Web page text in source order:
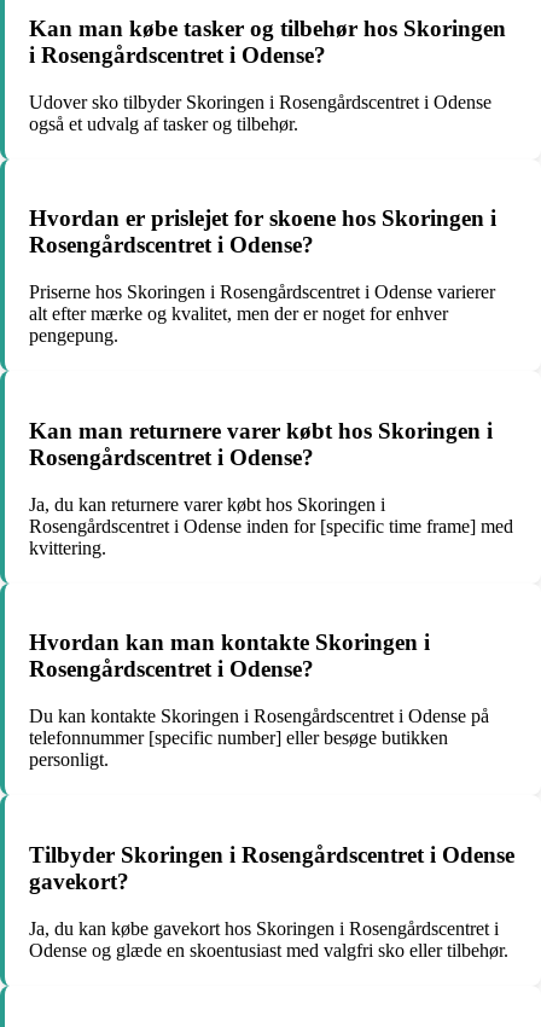
Kan man købe tasker og tilbehør hos Skoringen
i Rosengårdscentret i Odense?
Udover sko tilbyder Skoringen i Rosengårdscentret i Odense
også et udvalg af tasker og tilbehør.
Hvordan er prislejet for skoene hos Skoringen i
Rosengårdscentret i Odense?
Priserne hos Skoringen i Rosengårdscentret i Odense varierer
alt efter mærke og kvalitet, men der er noget for enhver
pengepung.
Kan man returnere varer købt hos Skoringen i
Rosengårdscentret i Odense?
Ja, du kan returnere varer købt hos Skoringen i
Rosengårdscentret i Odense inden for [specific time frame] med
kvittering.
Hvordan kan man kontakte Skoringen i
Rosengårdscentret i Odense?
Du kan kontakte Skoringen i Rosengårdscentret i Odense på
telefonnummer [specific number] eller besøge butikken
personligt.
Tilbyder Skoringen i Rosengårdscentret i Odense
gavekort?
Ja, du kan købe gavekort hos Skoringen i Rosengårdscentret i
Odense og glæde en skoentusiast med valgfri sko eller tilbehør.